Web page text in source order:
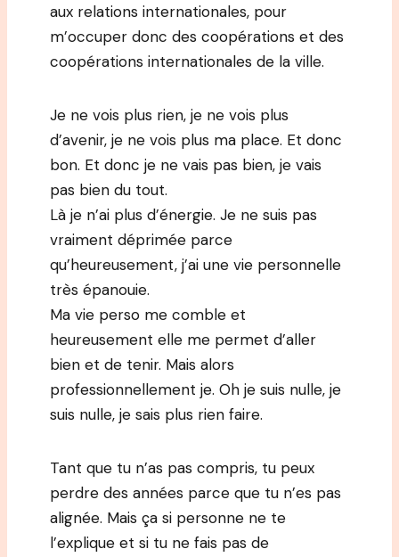
aux relations internationales, pour
m’occuper donc des coopérations et des
coopérations internationales de la ville.
Je ne vois plus rien, je ne vois plus
d’avenir, je ne vois plus ma place. Et donc
bon. Et donc je ne vais pas bien, je vais
pas bien du tout.
Là je n’ai plus d’énergie. Je ne suis pas
vraiment déprimée parce
qu’heureusement, j’ai une vie personnelle
très épanouie.
Ma vie perso me comble et
heureusement elle me permet d’aller
bien et de tenir. Mais alors
professionnellement je. Oh je suis nulle, je
suis nulle, je sais plus rien faire.
Tant que tu n’as pas compris, tu peux
perdre des années parce que tu n’es pas
alignée. Mais ça si personne ne te
l’explique et si tu ne fais pas de